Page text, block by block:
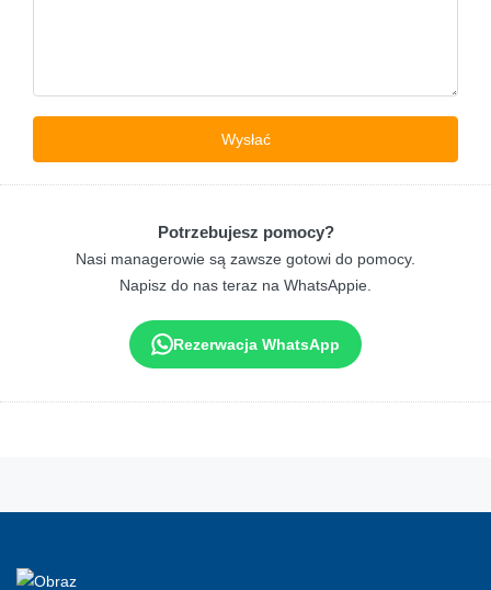
Potrzebujesz pomocy?
Nasi managerowie są zawsze gotowi do pomocy.
Napisz do nas teraz na WhatsAppie.
Rezerwacja WhatsApp